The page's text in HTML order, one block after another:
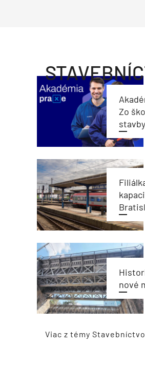
Zo
stavby
nové
Viac z témy Stavebníctvo